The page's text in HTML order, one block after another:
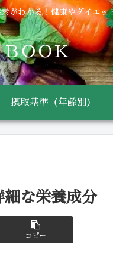
がわかる！健康やダイエッ
ＯＯＫ
摂取基準（年齢別）
細な栄養成分
コピー